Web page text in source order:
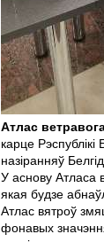
Атлас
карце
назіранняў
У аснову Атласа
якая будзе
Атлас вятроў
фонавых